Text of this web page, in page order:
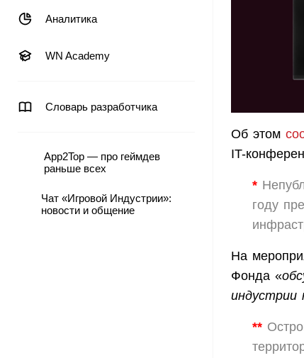
Аналитика
WN Academy
Словарь разработчика
App2Top — про геймдев
раньше всех
Чат «Игровой Индустрии»:
новости и общение
Об этом
IT-
*
году
На
Фонда «
индустрии
**